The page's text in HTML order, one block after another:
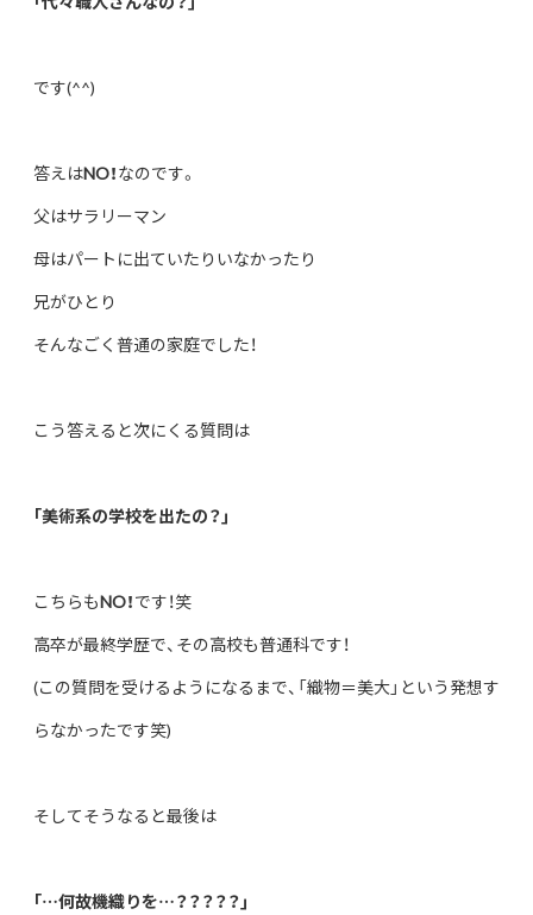
です(^^)
答えはNO！なのです。
父はサラリーマン
母はパートに出ていたりいなかったり
兄がひとり
そんなごく普通の家庭でした！
こう答えると次にくる質問は
｢美術系の学校を出たの？｣
こちらもNO！です！笑
高卒が最終学歴で、その高校も普通科です！
(この質問を受けるようになるまで、「織物＝美大」という発想す
らなかったです笑)
そしてそうなると最後は
｢…何故機織りを…？？？？？｣